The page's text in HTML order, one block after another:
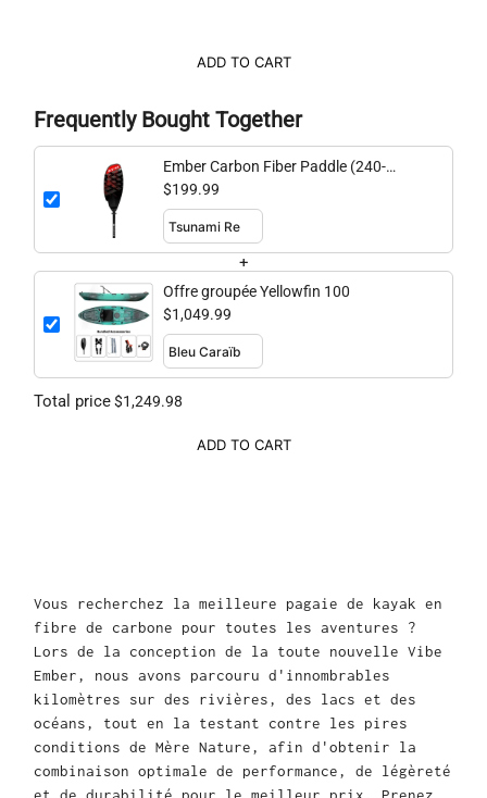
ADD TO CART
Frequently Bought Together
Ember Carbon Fiber Paddle (240-
260cm adjustable)
$199.99
+
Offre groupée Yellowfin 100
$1,049.99
Total price$1,249.98
ADD TO CART
Vous recherchez la meilleure pagaie de kayak en
fibre de carbone pour toutes les aventures ?
Lors de la conception de la toute nouvelle Vibe
Ember, nous avons parcouru d'innombrables
kilomètres sur des rivières, des lacs et des
océans, tout en la testant contre les pires
conditions de Mère Nature, afin d'obtenir la
combinaison optimale de performance, de légèreté